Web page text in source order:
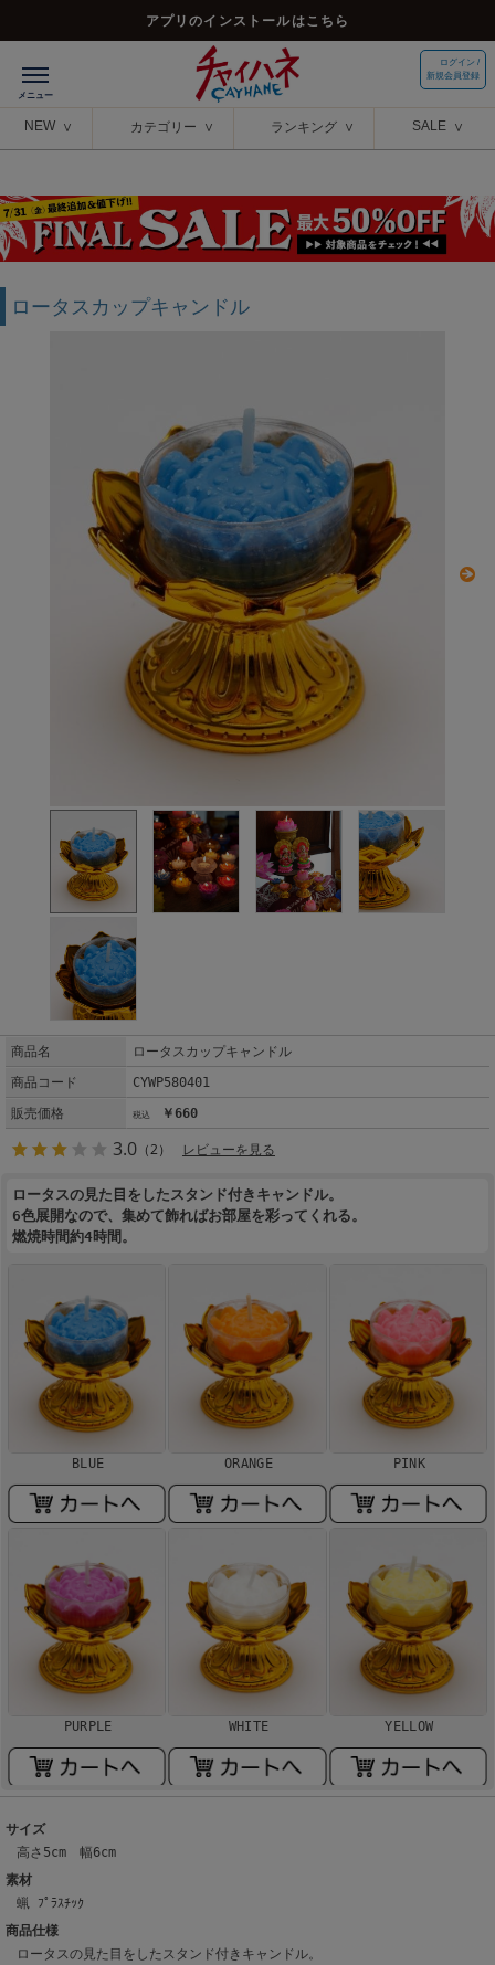
アプリのインストールはこちら
ログイン /
新規会員登録
NEW カテゴリー ランキング SALE
ロータスカップキャンドル
商品名
ロータスカップキャンドル
商品コード
CYWP580401
販売価格
￥660
3.0 （2） レビューを見る
ロータスの見た目をしたスタンド付きキャンドル。
6色展開なので、集めて飾ればお部屋を彩ってくれる。
燃焼時間約4時間。
BLUE ORANGE PINK
PURPLE WHITE YELLOW
サイズ
高さ5cm 幅6cm
素材
蝋 ﾌﾟﾗｽﾁｯｸ
商品仕様
ロータスの見た目をしたスタンド付きキャンドル。